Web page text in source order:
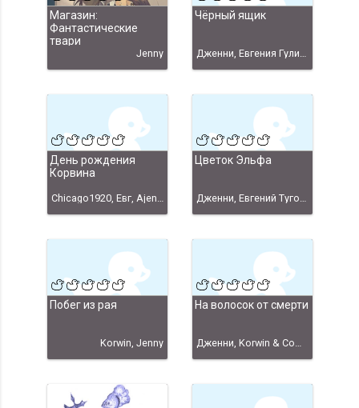
Магазин:
Фантастические
твари
Jenny
Чёрный ящик
Дженни, Евгения Гулина (Дженни)
День рождения
Корвина
Chicago1920, Евг, Ajenta Arrow, DoubleDragon, Freid, Morych, Nafanin, noname, Saint, yandexx, Дженни, SDA|on
Цветок Эльфа
Дженни, Евгений Туголуков, Туголуков, Евгений
Побег из рая
Korwin, Jenny
На волосок от смерти
Дженни, Korwin & Company, Евгений Туголуков